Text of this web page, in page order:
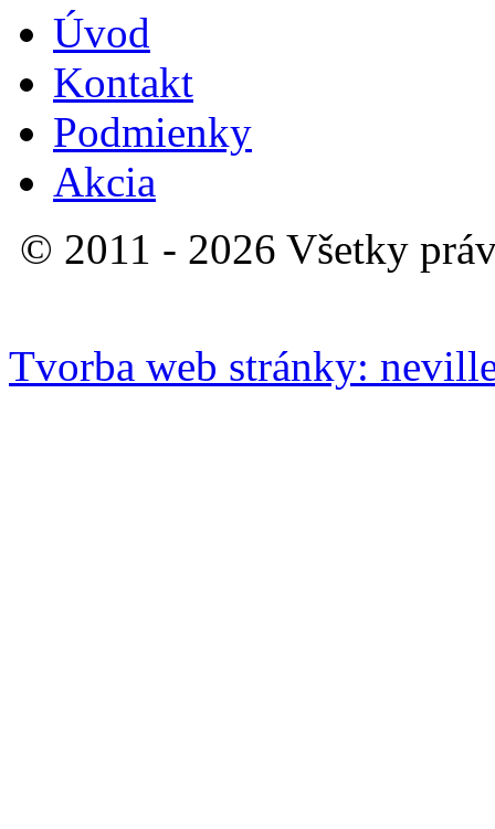
Úvod
Kontakt
Podmienky
Akcia
© 2011 - 2026 Všetky
Tvorba web stránky: